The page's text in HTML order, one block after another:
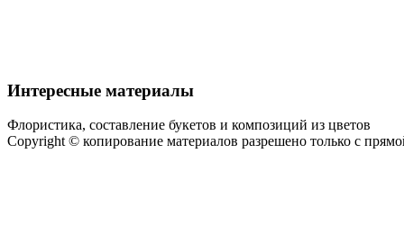
Интересные материалы
Флористика, составление букетов и композиций из цветов
Copyright © копирование материалов разрешено только с